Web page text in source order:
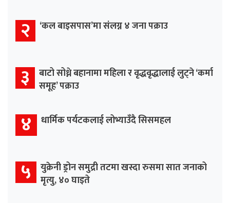
२ ‘कल बाइसपास’मा संलग्न ४ जना पक्राउ
३ बाटो सोध्ने बहानामा महिला र वृद्धवृद्धालाई लुट्ने ‘कर्मा
समूह’ पक्राउ
४ धार्मिक पर्यटकलाई लोभ्याउँदै सिसमहल
५ युक्रेनी ड्रोन समुद्री तटमा खस्दा रुसमा सात जनाको
मृत्यु, ४० घाइते